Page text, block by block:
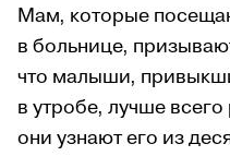
Мам, которые
в больнице,
что малыши,
в утробе, лучше
они узнают его из